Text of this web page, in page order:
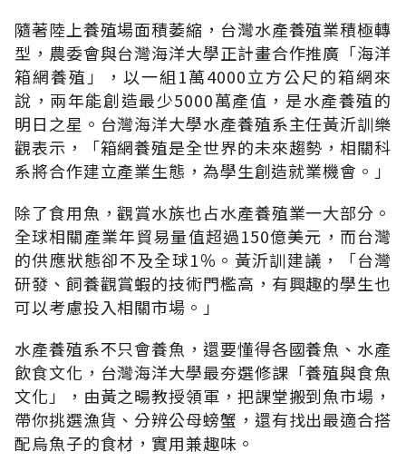
隨著陸上養殖場面積萎縮，台灣水產養殖業積極轉
型，農委會與台灣海洋大學正計畫合作推廣「海洋
箱網養殖」，以一組1萬4000立方公尺的箱網來
說，兩年能創造最少5000萬產值，是水產養殖的
明日之星。台灣海洋大學水產養殖系主任黃沂訓樂
觀表示，「箱網養殖是全世界的未來趨勢，相關科
系將合作建立產業生態，為學生創造就業機會。」
除了食用魚，觀賞水族也占水產養殖業一大部分。
全球相關產業年貿易量值超過150億美元，而台灣
的供應狀態卻不及全球1％。黃沂訓建議，「台灣
研發、飼養觀賞蝦的技術門檻高，有興趣的學生也
可以考慮投入相關市場。」
水產養殖系不只會養魚，還要懂得各國養魚、水產
飲食文化，台灣海洋大學最夯選修課「養殖與食魚
文化」，由黃之暘教授領軍，把課堂搬到魚市場，
帶你挑選漁貨、分辨公母螃蟹，還有找出最適合搭
配烏魚子的食材，實用兼趣味。